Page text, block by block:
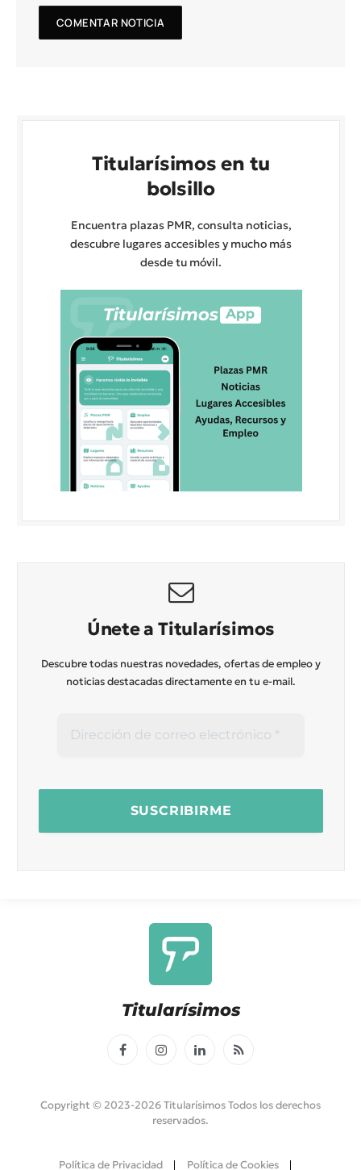
Titularísimos en tu
bolsillo
Encuentra plazas PMR, consulta noticias,
descubre lugares accesibles y mucho más
desde tu móvil.
Únete a Titularísimos
Descubre todas nuestras novedades, ofertas de empleo y
noticias destacadas directamente en tu e-mail.
Titularísimos
FacebookInstagramLinkedInRSS
Copyright © 2023-2026 Titularísimos Todos los derechos
reservados.
Política de Privacidad Política de Cookies